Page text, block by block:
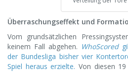
Überraschungseffekt und
Vom grundsätzlichen
keinem Fall abgehen. WhoScored
der Bundesliga bisher vier
Spiel heraus erzielte. Von diesen